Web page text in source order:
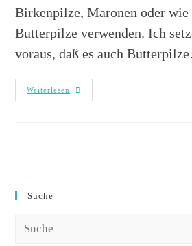
Birkenpilze, Maronen oder
Butterpilze verwenden. Ich
voraus, daß es auch
Weiterlesen
Suche